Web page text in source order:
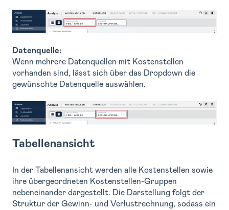
Datenquelle:
Wenn mehrere Datenquellen mit Kostenstellen
vorhanden sind, lässt sich über das Dropdown die
gewünschte Datenquelle auswählen.
Tabellenansicht
In der Tabellenansicht werden alle Kostenstellen sowie
ihre übergeordneten Kostenstellen-Gruppen
nebeneinander dargestellt. Die Darstellung folgt der
Struktur der Gewinn- und Verlustrechnung, sodass ein